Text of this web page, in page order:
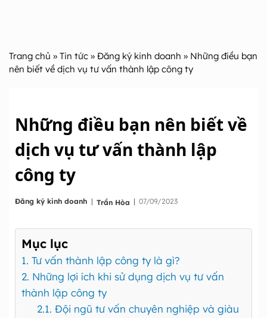
Trang chủ » Tin tức » Đăng ký kinh doanh » Những điều bạn
nên biết về dịch vụ tư vấn thành lập công ty
Những điều bạn nên biết về
dịch vụ tư vấn thành lập
công ty
Đăng ký kinh doanh | Trần Hòa | 07/09/2023
Mục lục
1. Tư vấn thành lập công ty là gì?
2. Những lợi ích khi sử dụng dịch vụ tư vấn
thành lập công ty
2.1. Đội ngũ tư vấn chuyên nghiệp và giàu